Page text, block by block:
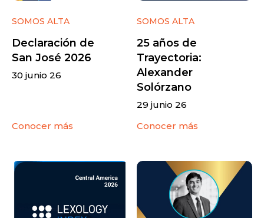
SOMOS ALTA
Declaración de
San José 2026
30 junio 26
Conocer más
SOMOS ALTA
25 años de
Trayectoria:
Alexander
Solórzano
29 junio 26
Conocer más